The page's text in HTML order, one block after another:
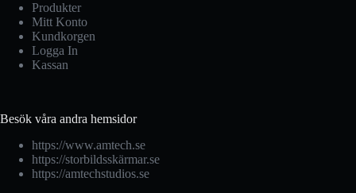
Produkter
Mitt Konto
Kundkorgen
Logga In
Kassan
Besök våra andra hemsidor
https://www.amtech.se
https://storbildsskärmar.se
https://amtechstudios.se